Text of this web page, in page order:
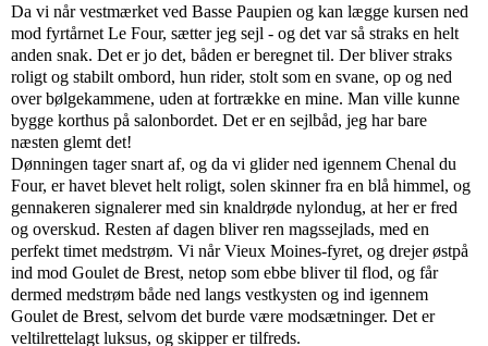
Da vi når vestmærket ved Basse Paupien og kan lægge kursen ned
mod fyrtårnet Le Four, sætter jeg sejl - og det var så straks en helt
anden snak. Det er jo det, båden er beregnet til. Der bliver straks
roligt og stabilt ombord, hun rider, stolt som en svane, op og ned
over bølgekammene, uden at fortrække en mine. Man ville kunne
bygge korthus på salonbordet. Det er en sejlbåd, jeg har bare
næsten glemt det!
Dønningen tager snart af, og da vi glider ned igennem Chenal du
Four, er havet blevet helt roligt, solen skinner fra en blå himmel, og
gennakeren signalerer med sin knaldrøde nylondug, at her er fred
og overskud. Resten af dagen bliver ren magssejlads, med en
perfekt timet medstrøm. Vi når Vieux Moines-fyret, og drejer østpå
ind mod Goulet de Brest, netop som ebbe bliver til flod, og får
dermed medstrøm både ned langs vestkysten og ind igennem
Goulet de Brest, selvom det burde være modsætninger. Det er
veltilrettelagt luksus, og skipper er tilfreds.